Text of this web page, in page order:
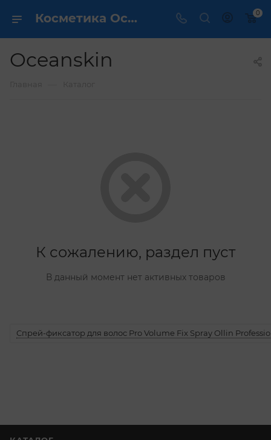
Косметика Oceanskin - купить в интернет магазине ✔️ по выгодной цене 0
Oceanskin
К сожалению, раздел пуст
В данный момент нет активных товаров
Спрей-фиксатор для волос Pro Volume Fix Spray Ollin